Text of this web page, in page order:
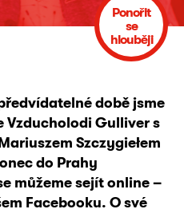
Ponořit
se
hlouběji
době jsme
Vzducholodi Gulliver s
Szczygiełem
do Prahy
můžeme sejít online –
Facebooku. O své